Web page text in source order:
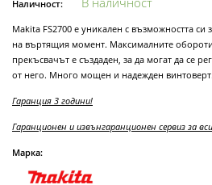
Наличност:
Makita FS2700 е уникален с възможността си
на въртящия момент. Максималните
прекъсвачът е създаден, за да могат да се
от него. Много мощен и надежден винтоверт.
Гаранция 3 години!
Гаранционен и извънгаранционен сервиз за
Марка: